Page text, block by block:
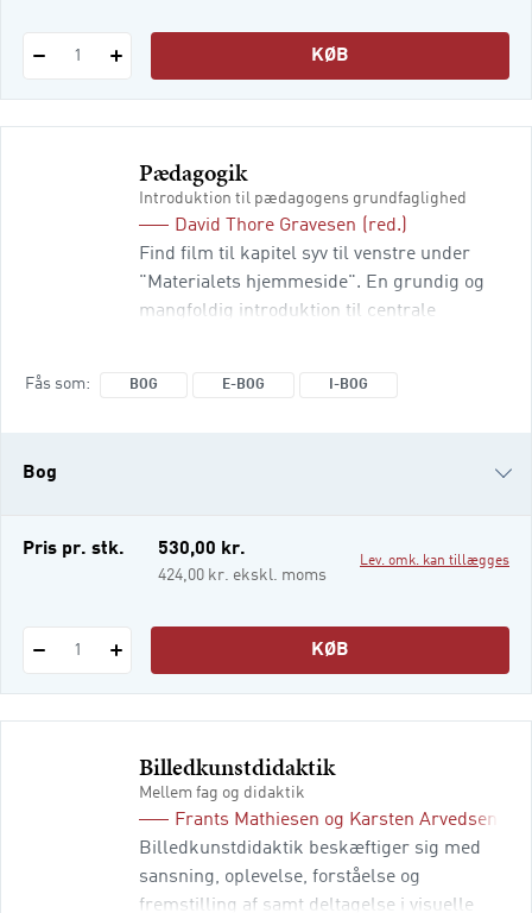
1 KØB
Pædagogik
Introduktion til pædagogens grundfaglighed
David Thore Gravesen
(red.)
Find film til kapitel syv til venstre under
"Materialets hjemmeside". En grundig og
mangfoldig introduktion til centrale
Fås som BOG E-BOG I-BOG
Bog
e-bog
Pris pr. stk. 530,00 kr.
424,00 kr. ekskl. moms
Lev. omk. kan tillægges
1 KØB
Billedkunstdidaktik
Mellem fag og didaktik
Frants Mathiesen og Karsten Arvedsen
Billedkunstdidaktik beskæftiger sig med
sansning, oplevelse, forståelse og
fremstilling af samt deltagelse i visuelle